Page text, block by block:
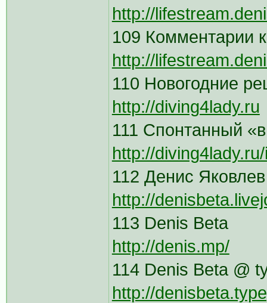
http://
109 Комментарии
http://
110 Новогодние
http://diving4lady.ru
111 Спонтанный
http://
112 Денис Яковлев
http://
113 Denis Beta
http://denis.mp/
114 Denis Beta @
http://